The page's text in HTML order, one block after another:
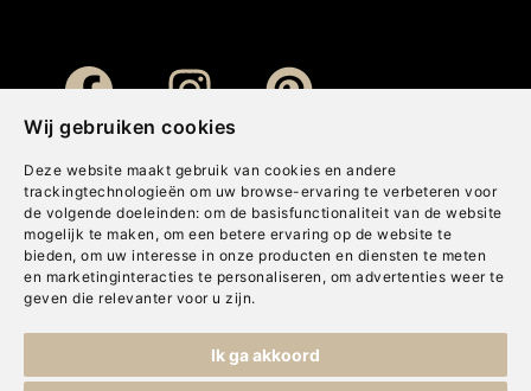
Wij gebruiken cookies
Deze website maakt gebruik van cookies en andere
trackingtechnologieën om uw browse-ervaring te verbeteren voor
de volgende doeleinden: om de basisfunctionaliteit van de website
mogelijk te maken , om een betere ervaring op de website te
bieden, om uw interesse in onze producten en diensten te meten
en marketinginteracties te personaliseren , om advertenties weer te
geven die relevanter voor u zijn.
Ik ga akkoord
Cookies